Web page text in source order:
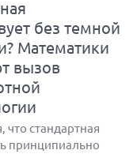
без темной
Математики
вызов
что стандартная
принципиально